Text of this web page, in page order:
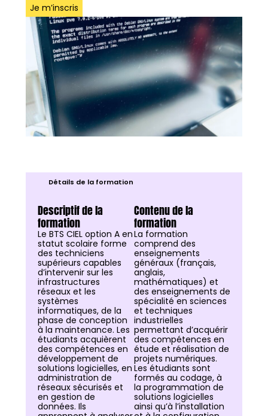
Je m’inscris
Détails de la formation
Descriptif de la
formation
Le BTS CIEL option A en
statut scolaire forme
des techniciens
supérieurs capables
d’intervenir sur les
infrastructures
réseaux et les
systèmes
informatiques, de la
phase de conception
à la maintenance. Les
étudiants acquièrent
des compétences en
développement de
solutions logicielles, en
administration de
réseaux sécurisés et
en gestion de
données. Ils
Contenu de la
formation
La formation
comprend des
enseignements
généraux (français,
anglais,
mathématiques) et
des enseignements de
spécialité en sciences
et techniques
industrielles
permettant d’acquérir
des compétences en
étude et réalisation de
projets numériques.
Les étudiants sont
formés au codage, à
la programmation de
solutions logicielles
ainsi qu’à l’installation